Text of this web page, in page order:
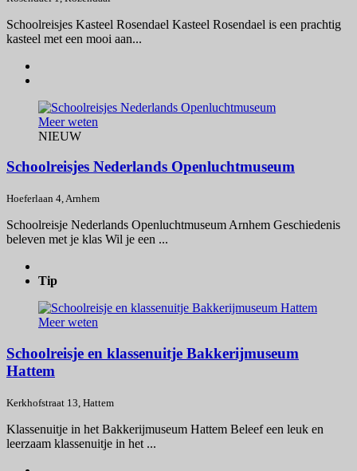
Schoolreisjes Kasteel Rosendael Kasteel Rosendael is een prachtig
kasteel met een mooi aan...
Meer weten
NIEUW
Schoolreisjes Nederlands Openluchtmuseum
Hoeferlaan 4, Arnhem
Schoolreisje Nederlands Openluchtmuseum Arnhem Geschiedenis
beleven met je klas Wil je een ...
Tip
Meer weten
Schoolreisje en klassenuitje Bakkerijmuseum
Hattem
Kerkhofstraat 13, Hattem
Klassenuitje in het Bakkerijmuseum Hattem Beleef een leuk en
leerzaam klassenuitje in het ...